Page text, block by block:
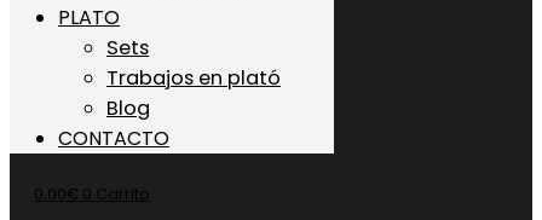
PLATO
Sets
Trabajos en plató
Blog
CONTACTO
0,00€ 0 Carrito